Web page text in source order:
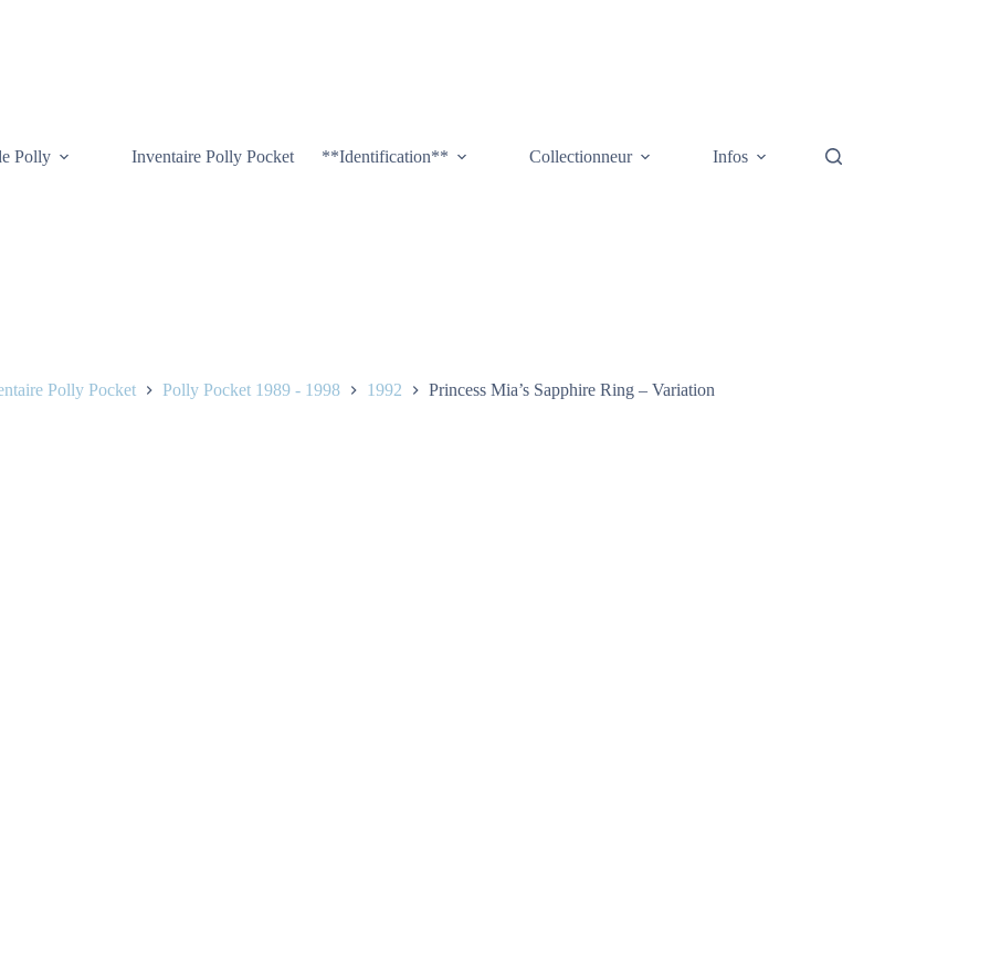
Polly Inventaire Polly Pocket **Identification** Collectionneur Infos Galerie photos
Polly Pocket Polly Pocket 1989 - 1998 1992 Princess Mia’s Sapphire Ring – Variation